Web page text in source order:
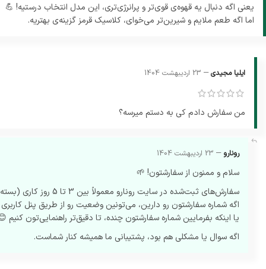
یعنی اگه دنبال یه قهوه‌ی قوی‌تر و پرانرژی‌تری، این مدل انتخاب درستیه! 💪
اما اگه طعم ملایم و شیرین‌تر می‌خوای، کلاسیک قرمز گزینه‌ی بهتریه.
ایلیا مجیدی– 23 اردیبهشت 1404
من سفارش دادم کی به دستم میرسه؟
رونارو– 23 اردیبهشت 1404
سلام و ممنون از سفارشتون! 🌱
سفارش‌های ثبت‌شده در سایت رونارو معمولاً بین 3 تا 5 روز کاری (بسته به شهر مقصد) با پست ارسال می‌شن.
اگه شماره سفارشتون رو دارین، می‌تونین وضعیت رو از طریق پنل
یا اینکه بفرمایین شماره سفارشتون چنده، تا دقیق‌تر راهنمایی‌تون کنیم
اگه سوال یا مشکلی هم بود، پشتیبانی ما همیشه کنار شماست.